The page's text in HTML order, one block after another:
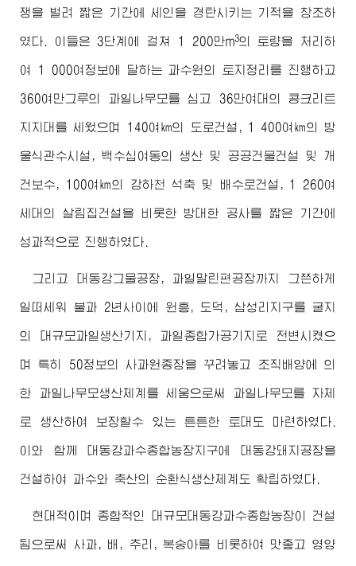
쟁을 벌려 짧은 기간에 세인을 경탄시키는 기적을 창조하
였다. 이들은 3단계에 걸쳐 1 200만m3의 토량을 처리하
여 1 000여정보에 달하는 과수원의 토지정리를 진행하고
360여만그루의 과일나무모를 심고 36만여대의 콩크리트
지지대를 세웠으며 140여㎞의 도로건설, 1 400여㎞의 방
울식관수시설, 백수십여동의 생산 및 공공건물건설 및 개
건보수, 100여㎞의 강하천 석축 및 배수로건설, 1 260여
세대의 살림집건설을 비롯한 방대한 공사를 짧은 기간에
성과적으로 진행하였다.
그리고 대동강그물공장, 과일말린편공장까지 그쯘하게
일떠세워 불과 2년사이에 원흥, 도덕, 삼성리지구를 굴지
의 대규모과일생산기지, 과일종합가공기지로 전변시켰으
며 특히 50정보의 사과원종장을 꾸려놓고 조직배양에 의
한 과일나무모생산체계를 세움으로써 과일나무모를 자체
로 생산하여 보장할수 있는 튼튼한 토대도 마련하였다.
이와 함께 대동강과수종합농장지구에 대동강돼지공장을
건설하여 과수와 축산의 순환식생산체계도 확립하였다.
현대적이며 종합적인 대규모대동강과수종합농장이 건설
됨으로써 사과, 배, 추리, 복숭아를 비롯하여 맛좋고 영양